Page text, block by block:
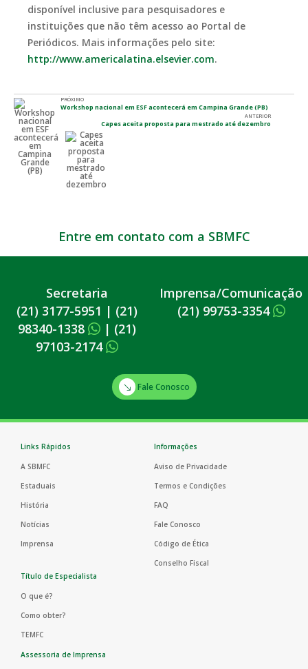
disponível inclusive para pesquisadores e
instituições que não têm acesso ao Portal de
Periódicos. Mais informações pelo site:
http://www.americalatina.elsevier.com.
PRÓXIMO
Workshop nacional em ESF acontecerá em Campina Grande (PB)
ANTERIOR
Capes aceita proposta para mestrado até dezembro
Entre em contato com a SBMFC
Secretaria
(21) 3177-5951 | (21)
98340-1338
| (21)
97103-2174
Imprensa/Comunicação
(21) 99753-3354
Fale Conosco
Links Rápidos
A SBMFC
Estaduais
História
Notícias
Imprensa
Informações
Aviso de Privacidade
Termos e Condições
FAQ
Fale Conosco
Código de Ética
Conselho Fiscal
Título de Especialista
O que é?
Como obter?
TEMFC
Assessoria de Imprensa